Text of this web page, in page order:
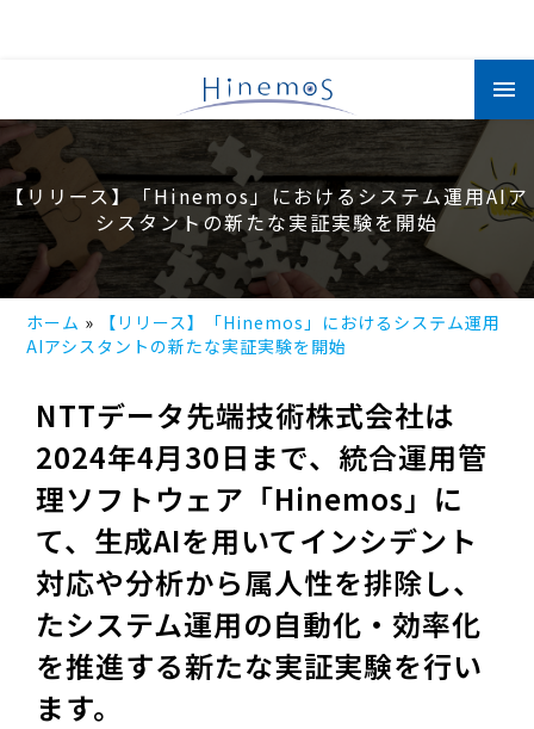
コ
ン
テ
【リリース】「Hinemos」におけるシステム運用AIア
シスタントの新たな実証実験を開始
ホーム
【リリース】「Hinemos」におけるシステム運用
AIアシスタントの新たな実証実験を開始
NTTデータ先端技術株式会社は
2024年4月30日まで、統合運用管
理ソフトウェア「Hinemos」に
て、生成AIを用いてインシデント
対応や分析から属人性を排除し、
たシステム運用の自動化・効率化
を推進する新たな実証実験を行い
ます。